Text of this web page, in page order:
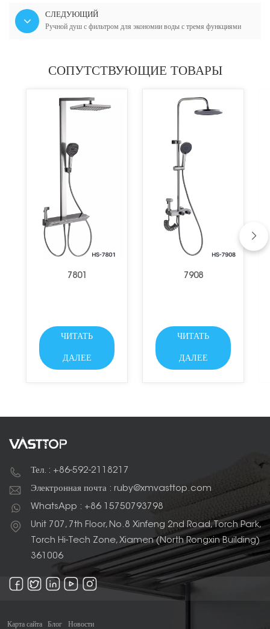
СЛЕДУЮЩИЙ
Ручной душ с фильтром для экономии воды с тремя функциями
СОПУТСТВУЮЩИЕ ТОВАРЫ
7801
ЧИТАТЬ
ДАЛЕЕ
7908
ЧИТАТЬ
ДАЛЕЕ
Тел. : +86-592-2118217
Электронная почта : ruby@xmvasttop.com
WhatsApp : +86 15750793798
Unit 707, 7th Floor, No.8 Xinfeng 2nd Road, Torch Park,
Torch Hi-Tech Zone, Xiamen (North Rongxin Building)
361006
Карта сайта Блог Новости